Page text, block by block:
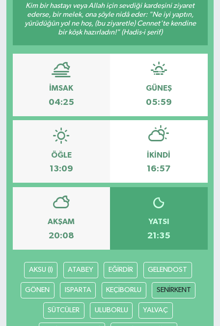
Kim bir hastayı veya Allah için sevdiği kardeşini ziyaret
ederse, bir melek, ona şöyle nidâ eder: "Ne iyi yaptın,
yürüdüğün yol ne hoş, (bu ziyaretle) Cennet'te kendine
bir köşk hazırladın!" (Hadis-i şerif)
İMSAK
04:25
GÜNEŞ
05:59
ÖĞLE
13:09
İKINDI
16:57
AKŞAM
20:08
YATSI
21:35
AKSU (I) ATABEY EĞİRDİR GELENDOST
GÖNEN ISPARTA KEÇİBORLU SENİRKENT
SÜTCÜLER ULUBORLU YALVAÇ
Gündem
Kültür Sanat
Magazin
Otomobil
Politika
Sağlık
Spor
Tarım ve Ekonomi
Teknoloji